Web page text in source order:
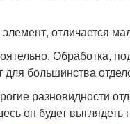
отличается
Обработка,
для большинства
разновидности
он будет выглядеть